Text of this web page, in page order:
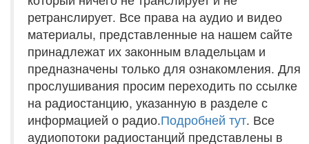
ретранслирует. Все права на аудио и видео
материалы, представленные на нашем сайте
принадлежат их законным владельцам и
предназначены только для ознакомления. Для
прослушивания просим переходить по ссылке
на радиостанцию, указанную в разделе с
информацией о радио.Подробней тут. Все
аудиопотоки радиостанций представлены в